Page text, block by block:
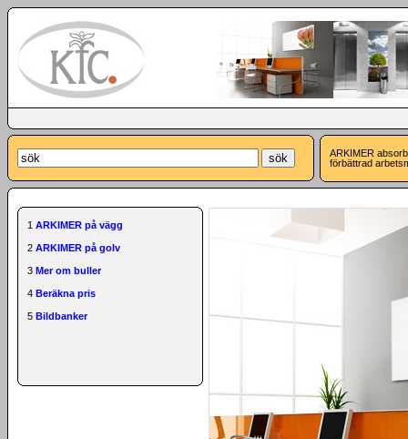
ARKIMER
förbättrad
1 ARKIMER på vägg
2 ARKIMER på golv
3 Mer om buller
4 Beräkna pris
5 Bildbanker